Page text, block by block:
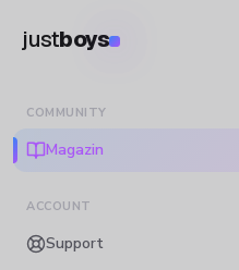
justboys
COMMUNITY
Magazin
ACCOUNT
Support